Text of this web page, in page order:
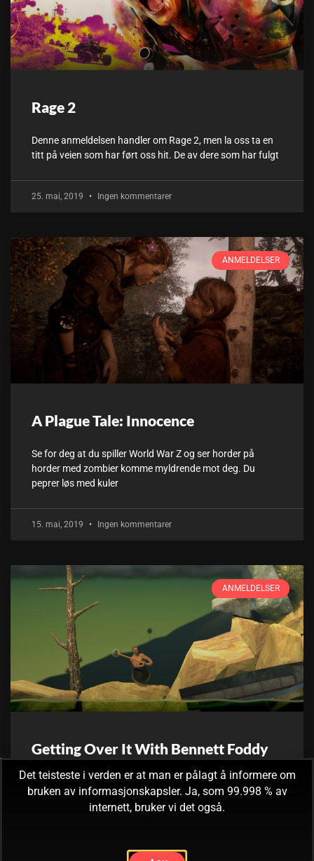
Rage 2
Denne anmeldelsen handler om Rage 2, men la oss ta en
titt på veien som har ført oss hit. De av dere som har fulgt
25. mai, 2019 Ingen kommentarer
ANMELDELSER
A Plague Tale: Innocence
Se for deg at du spiller World War Z og ser horder på
horder med zombier komme myldrende mot deg. Du
peprer løs med kuler
15. mai, 2019 Ingen kommentarer
ANMELDELSER
Getting Over It With Bennett Foddy
Denne anmeldelsen ble først publisert på Gamereactor.no
i januar 2018. En del av dere vet kanskje allerede om spillet
Getting Over It With Bennett Foddy.
Ingen kommentarer
Det teisteste i verden er at man er pålagt å informere om
bruken av informasjonskapsler. Ja, som 99.998 % av
internett, bruker vi det også.